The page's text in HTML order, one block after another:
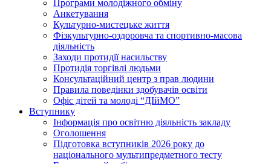
Програми молодіжного обміну
Анкетування
Культурно-мистецьке життя
Фізкультурно-оздоровча та спортивно-масова
діяльність
Заходи протидії насильству
Протидія торгівлі людьми
Консультаційний центр з прав людини
Правила поведінки здобувачів освіти
Офіс дітей та молоді “ДІйМО”
Вступнику
Інформація про освітню діяльність закладу
Оголошення
Підготовка вступників 2026 року до
національного мультипредметного тесту